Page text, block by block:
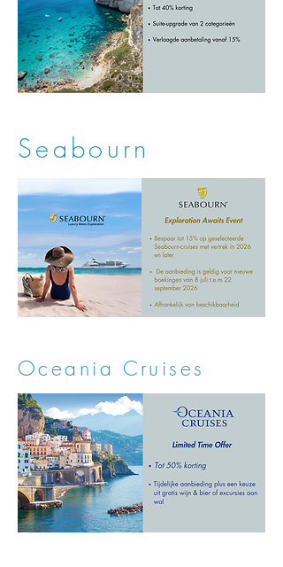
Seabourn
Oceania Cruises